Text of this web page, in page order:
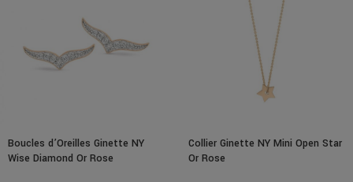
Boucles d’Oreilles Ginette NY
Wise Diamond Or Rose
Collier Ginette NY Mini Open Star
Or Rose